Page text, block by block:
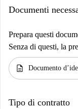
Documenti
Prepara questi
Senza di questi, la
description Documento
Tipo di contratto